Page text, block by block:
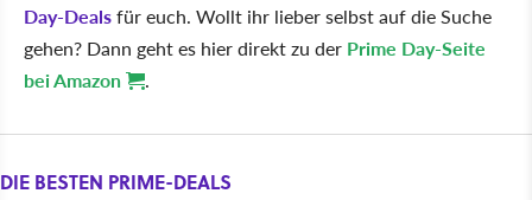
Day-Dealsfür euch. Wollt ihr lieber selbst auf die Suche
gehen? Dann geht es hier direkt zu der Prime Day-Seite
bei Amazon
.
DIE BESTEN PRIME-DEALS